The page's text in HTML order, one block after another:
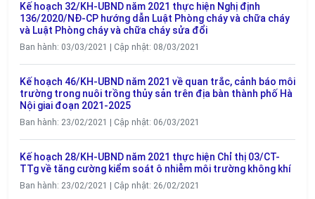
Kế hoạch 32/KH-UBND năm 2021 thực hiện Nghị định
136/2020/NĐ-CP hướng dẫn Luật Phòng cháy và chữa cháy
và Luật Phòng cháy và chữa cháy sửa đổi
Ban hành: 03/03/2021 | Cập nhật: 08/03/2021
Kế hoạch 46/KH-UBND năm 2021 về quan trắc, cảnh báo môi
trường trong nuôi trồng thủy sản trên địa bàn thành phố Hà
Nội giai đoạn 2021-2025
Ban hành: 23/02/2021 | Cập nhật: 06/03/2021
Kế hoạch 28/KH-UBND năm 2021 thực hiện Chỉ thị 03/CT-
TTg về tăng cường kiểm soát ô nhiễm môi trường không khí
Ban hành: 23/02/2021 | Cập nhật: 26/02/2021